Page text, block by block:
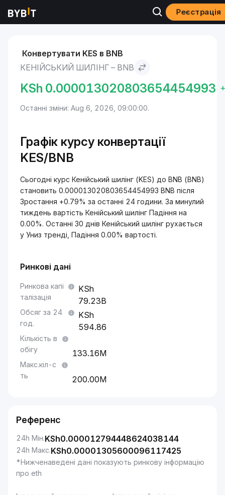
Реєстрація
Ринки Кенійський шилінг to BNB
Конвертувати KES в BNB
КЕНІЙСЬКИЙ ШИЛІНГ – BNB
KSh 0.000013020803654454993
Останні зміни: Aug 6, 2026, 09:00:00.
Графік курсу конвертації
KES/BNB
Сьогодні курс Кенійський шилінг (KES) до BNB (BNB)
становить 0.000013020803654454993 BNB після
Зростання +0.79% за останні 24 години. За минулий
тиждень вартість Кенійський шилінг Падіння на
0.00%. Останні 30 днів Кенійський шилінг рухається
у Униз тренді, Падіння 0.00% вартості.
Ринкові дані
Ринкова капі
талізація
79.23B
Обсяг за 24
год.
594.86
Кількість в
обігу
133.16M
Макс.кіл-с
ть
200.00M
Референс
24h Мін.KSh0.000012794448624038144
24h Макс.KSh0.00001305600096117425
*Нижченаведені дані показують ринкову інформацію
про eth